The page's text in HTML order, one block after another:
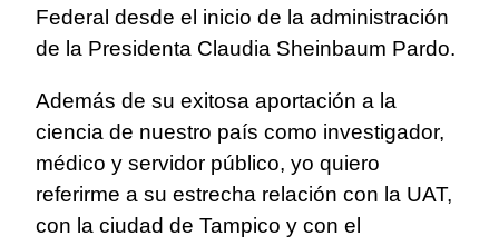
Federal desde el inicio de la administración
de la Presidenta Claudia Sheinbaum Pardo.
Además de su exitosa aportación a la
ciencia de nuestro país como investigador,
médico y servidor público, yo quiero
referirme a su estrecha relación con la UAT,
con la ciudad de Tampico y con el